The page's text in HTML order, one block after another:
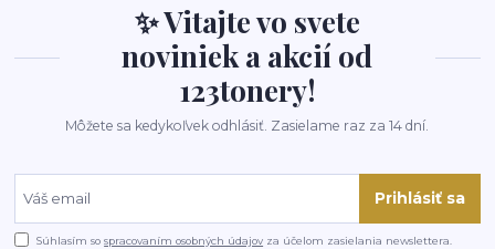
✨ Vitajte vo svete
noviniek a akcií od
123tonery!
Môžete sa kedykoľvek odhlásiť. Zasielame raz za 14 dní.
Prihlásiť sa
Súhlasím sospracovaním osobných údajov za účelom zasielania newslettera.